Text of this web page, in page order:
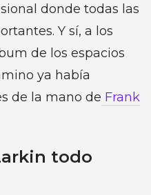
donde todas las
Y sí, a los
de los espacios
ya había
de la mano de Frank
todo